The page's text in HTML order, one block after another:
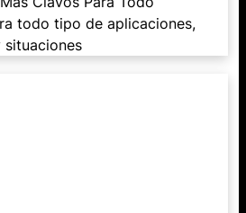
todo tipo de aplicaciones,
situaciones